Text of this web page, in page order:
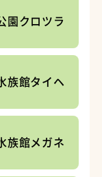
園クロツラ
族館タイヘ
族館メガネ